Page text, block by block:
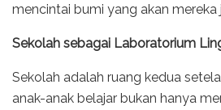
mencintai bumi yang akan mereka
Sekolah sebagai Laboratorium
Sekolah adalah ruang kedua
anak-anak belajar bukan hanya